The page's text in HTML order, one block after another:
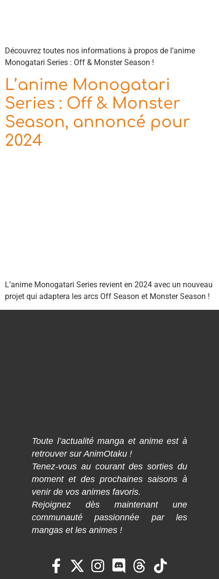
Découvrez toutes nos informations à propos de l’anime
Monogatari Series : Off & Monster Season !
L’anime Monogatari
Series : Off & Monster
Season, annoncé pour
2024
L’anime Monogatari Series revient en 2024 avec un nouveau
projet qui adaptera les arcs Off Season et Monster Season !
Toute l’actualité manga et anime est à
retrouver sur AnimOtaku !
Tenez-vous au courant des sorties du
moment et des prochaines saisons à
venir de vos animes favoris.
Rejoignez dès maintenant une
communauté passionnée par les
mangas et les animes !